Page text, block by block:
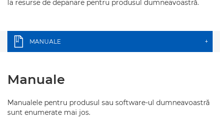
la resurse de depanare pentru produsul dumneavoastră.
MANUALE +
Manuale
Manualele pentru produsul sau software-ul dumneavoastră
sunt enumerate mai jos.